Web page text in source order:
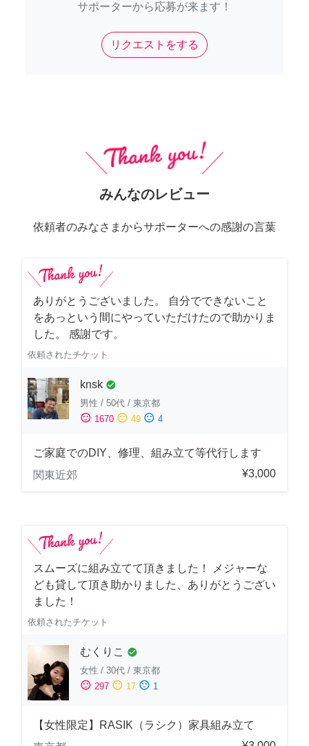
サポーターから応募が来ます！
リクエストをする
みんなのレビュー
依頼者のみなさまからサポーターへの感謝の言葉
ありがとうございました。 自分でできないこと
をあっという間にやっていただけたので助かりま
した。 感謝です。
依頼されたチケット
knsk check_circle
男性 / 50代 / 東京都
sentiment_satisfied 1670 sentiment_neutral 49 sentiment_dissatisfied 4
ご家庭でのDIY、修理、組み立て等代行します
関東近郊
¥3,000
スムーズに組み立てて頂きました！ メジャーな
ども貸して頂き助かりました、ありがとうござい
ました！
依頼されたチケット
むくりこ check_circle
女性 / 30代 / 東京都
sentiment_satisfied 297 sentiment_neutral 17 sentiment_dissatisfied 1
【女性限定】RASIK（ラシク）家具組み立て